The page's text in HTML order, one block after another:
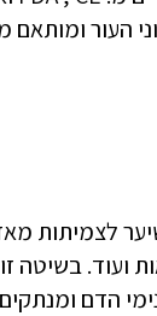
ומותאם מגיל 6
לצמיתות
ועוד. בשיטה
הדם